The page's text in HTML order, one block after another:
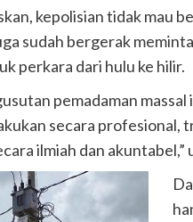
kepolisian tidak mau
sudah bergerak
perkara dari hulu ke hilir.
pemadaman
secara profesional,
ilmiah dan akuntabel,”